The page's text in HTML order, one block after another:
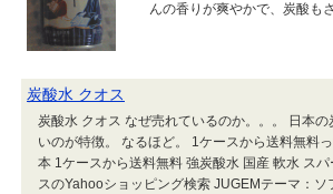
んの香りが爽やかで、炭酸も
炭酸水 クオス
炭酸水 クオス なぜ売れているのか。。。 日本
いのが特徴。 なるほど。 1ケースから送料無料
本 1ケースから送料無料 強炭酸水 国産 軟水 ス
スのYahooショッピング検索 JUGEMテーマ：ソ